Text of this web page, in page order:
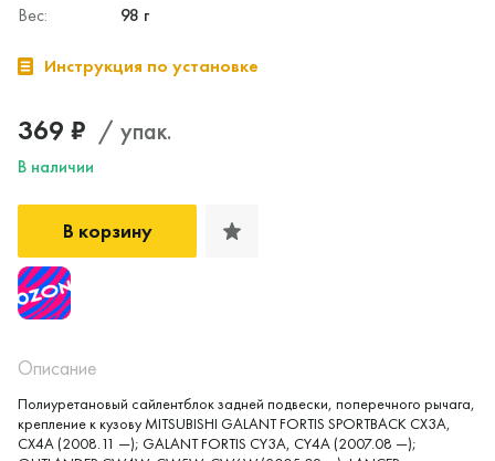
Вес:
98 г
Инструкция по установке
369 ₽ / упак.
В наличии
В корзину
Описание
Полиуретановый сайлентблок задней подвески, поперечного рычага,
крепление к кузову MITSUBISHI GALANT FORTIS SPORTBACK CX3A,
CX4A (2008.11 —); GALANT FORTIS CY3A, CY4A (2007.08 —);